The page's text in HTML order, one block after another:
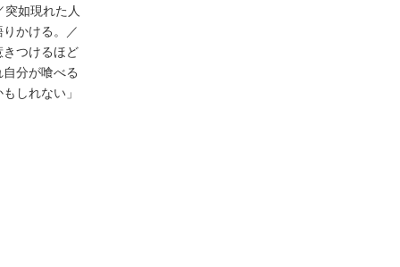
如現れた人
かける。／
きつけるほど
分が喰べる
しれない」